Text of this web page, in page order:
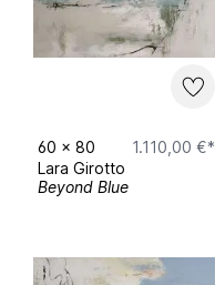
60 x 80
1.110,00 €*
Lara Girotto
Beyond Blue